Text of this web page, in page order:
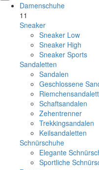
Damenschuhe
11
Sneaker
Sneaker Low
Sneaker High
Sneaker Sports
Sandaletten
Sandalen
Geschlossene
Schaftsandalen
Zehentrenner
Trekkingsandalen
Keilsandaletten
Schnürschuhe
Elegante
Sportliche